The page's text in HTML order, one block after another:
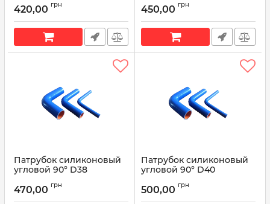
Артикул: 90° D32 L200*200
420,00 грн
Артикул: 90° D35 L200*200
450,00 грн
Патрубок силиконовый
угловой 90° D38
Артикул: 90° D38 L200*200
470,00 грн
Патрубок силиконовый
угловой 90° D40
Артикул: 90° D40 L200*200
500,00 грн